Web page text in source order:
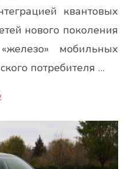
квантовых
нового поколения
мобильных
потребителя …